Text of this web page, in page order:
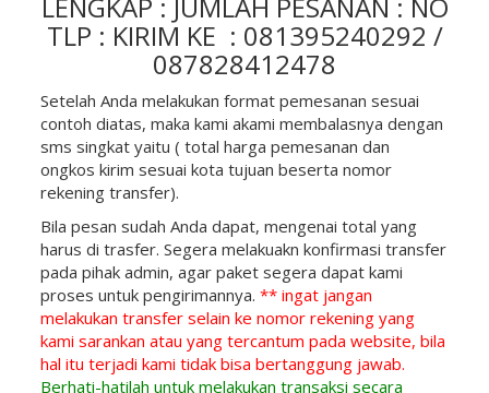
LENGKAP : JUMLAH PESANAN : NO
TLP : KIRIM KE : 081395240292 /
087828412478
Setelah Anda melakukan format pemesanan sesuai
contoh diatas, maka kami akami membalasnya dengan
sms singkat yaitu ( total harga pemesanan dan
ongkos kirim sesuai kota tujuan beserta nomor
rekening transfer).
Bila pesan sudah Anda dapat, mengenai total yang
harus di trasfer. Segera melakuakn konfirmasi transfer
pada pihak admin, agar paket segera dapat kami
proses untuk pengirimannya.** ingat jangan
melakukan transfer selain ke nomor rekening yang
kami sarankan atau yang tercantum pada website, bila
hal itu terjadi kami tidak bisa bertanggung jawab.
Berhati-hatilah untuk melakukan transaksi secara